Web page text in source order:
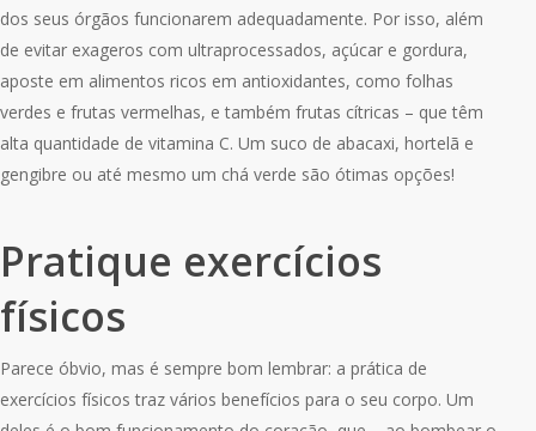
dos seus órgãos funcionarem adequadamente. Por isso, além
de evitar exageros com ultraprocessados, açúcar e gordura,
aposte em alimentos ricos em antioxidantes, como folhas
verdes e frutas vermelhas, e também frutas cítricas – que têm
alta quantidade de vitamina C. Um suco de abacaxi, hortelã e
gengibre ou até mesmo um chá verde são ótimas opções!
Pratique exercícios
físicos
Parece óbvio, mas é sempre bom lembrar: a prática de
exercícios físicos traz vários benefícios para o seu corpo. Um